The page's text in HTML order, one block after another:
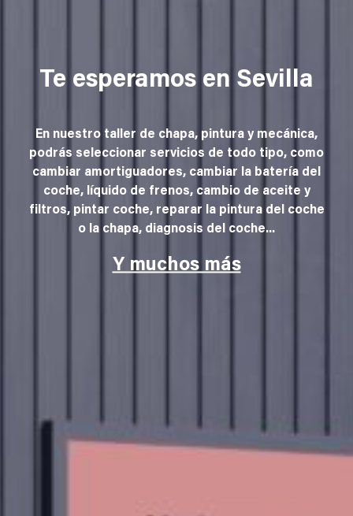
Te esperamos en Sevilla
En nuestro taller de chapa, pintura y mecánica,
podrás seleccionar servicios de todo tipo, como
cambiar amortiguadores, cambiar la batería del
coche, líquido de frenos, cambio de aceite y
filtros, pintar coche, reparar la pintura del coche
o la chapa, diagnosis del coche...
Y muchos más